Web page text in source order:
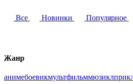
Все Новинки Популярное
Жанр
анимебоевикмультфильммюзикл